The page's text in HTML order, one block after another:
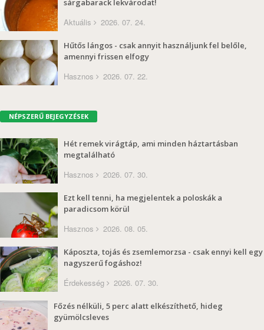
sárgabarack lekvárodat!
Aktuális 2026. 07. 24.
Hűtős lángos - csak annyit használjunk fel belőle,
amennyi frissen elfogy
Hasznos 2026. 07. 22.
NÉPSZERŰ BEJEGYZÉSEK
Hét remek virágtáp, ami minden háztartásban
megtalálható
Hasznos 2026. 07. 30.
Ezt kell tenni, ha megjelentek a poloskák a
paradicsom körül
Hasznos 2026. 08. 05.
Káposzta, tojás és zsemlemorzsa - csak ennyi kell egy
nagyszerű fogáshoz!
Érdekesség 2026. 07. 30.
Főzés nélküli, 5 perc alatt elkészíthető, hideg
gyümölcsleves